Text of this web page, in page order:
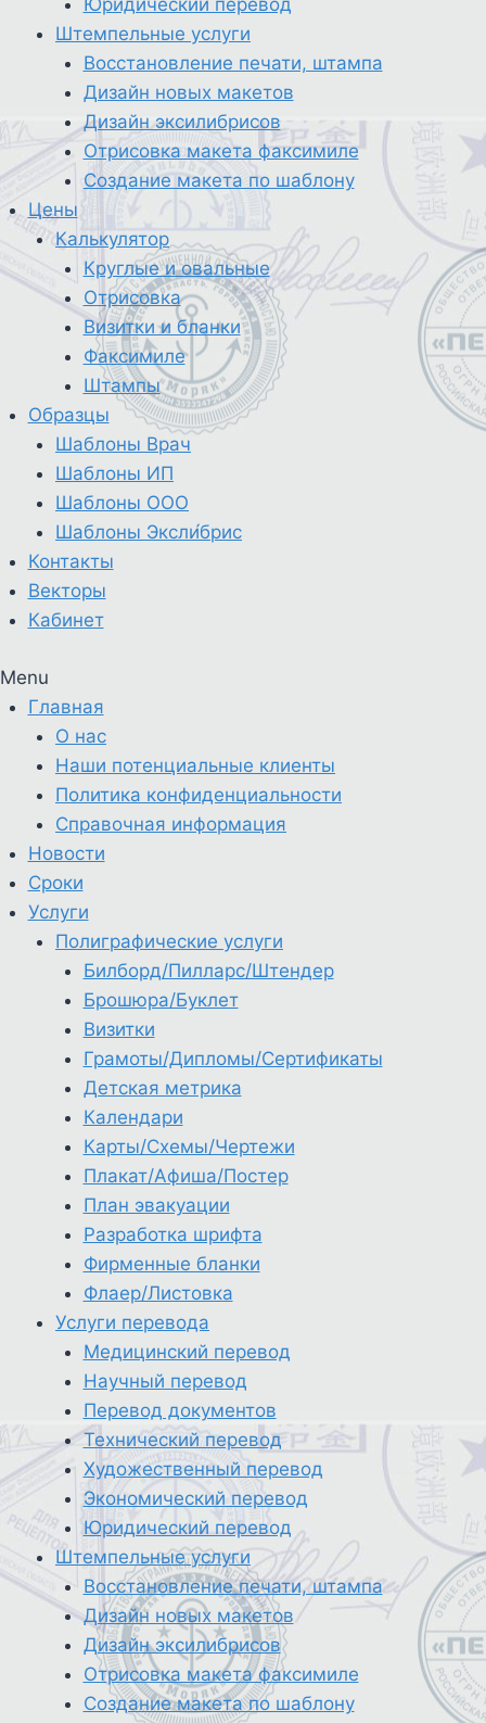
Юридический перевод
Штемпельные услуги
Восстановление печати, штампа
Дизайн новых макетов
Дизайн эксилибрисов
Отрисовка макета факсимиле
Создание макета по шаблону
Цены
Калькулятор
Круглые и овальные
Отрисовка
Визитки и бланки
Факсимиле
Штампы
Образцы
Шаблоны Врач
Шаблоны ИП
Шаблоны ООО
Шаблоны Эксли́брис
Контакты
Векторы
Кабинет
Menu
Главная
О нас
Наши потенциальные клиенты
Политика конфиденциальности
Справочная информация
Новости
Сроки
Услуги
Полиграфические услуги
Билборд/Пилларс/Штендер
Брошюра/Буклет
Визитки
Грамоты/Дипломы/Сертификаты
Детская метрика
Календари
Карты/Схемы/Чертежи
Плакат/Афиша/Постер
План эвакуации
Разработка шрифта
Фирменные бланки
Флаер/Листовка
Услуги перевода
Медицинский перевод
Научный перевод
Перевод документов
Технический перевод
Художественный перевод
Экономический перевод
Юридический перевод
Штемпельные услуги
Восстановление печати, штампа
Дизайн новых макетов
Дизайн эксилибрисов
Отрисовка макета факсимиле
Создание макета по шаблону